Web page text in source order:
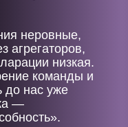
неровные,
агрегаторов,
низкая.
команды и
до нас уже
—